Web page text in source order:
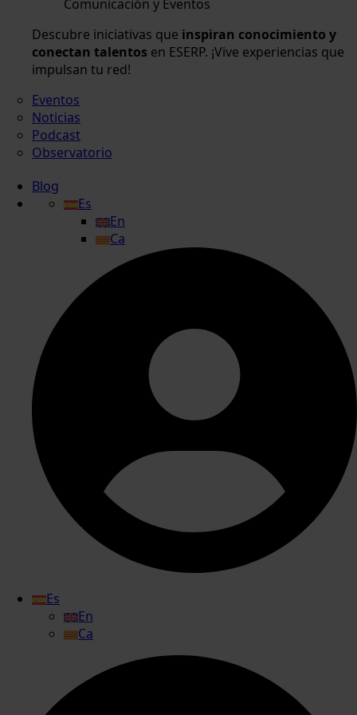
Comunicación y Eventos
Descubre iniciativas que inspiran conocimiento y
conectan talentos en ESERP. ¡Vive experiencias que
impulsan tu red!
Eventos
Noticias
Podcast
Observatorio
Blog
Es
En
Ca
Es
En
Ca